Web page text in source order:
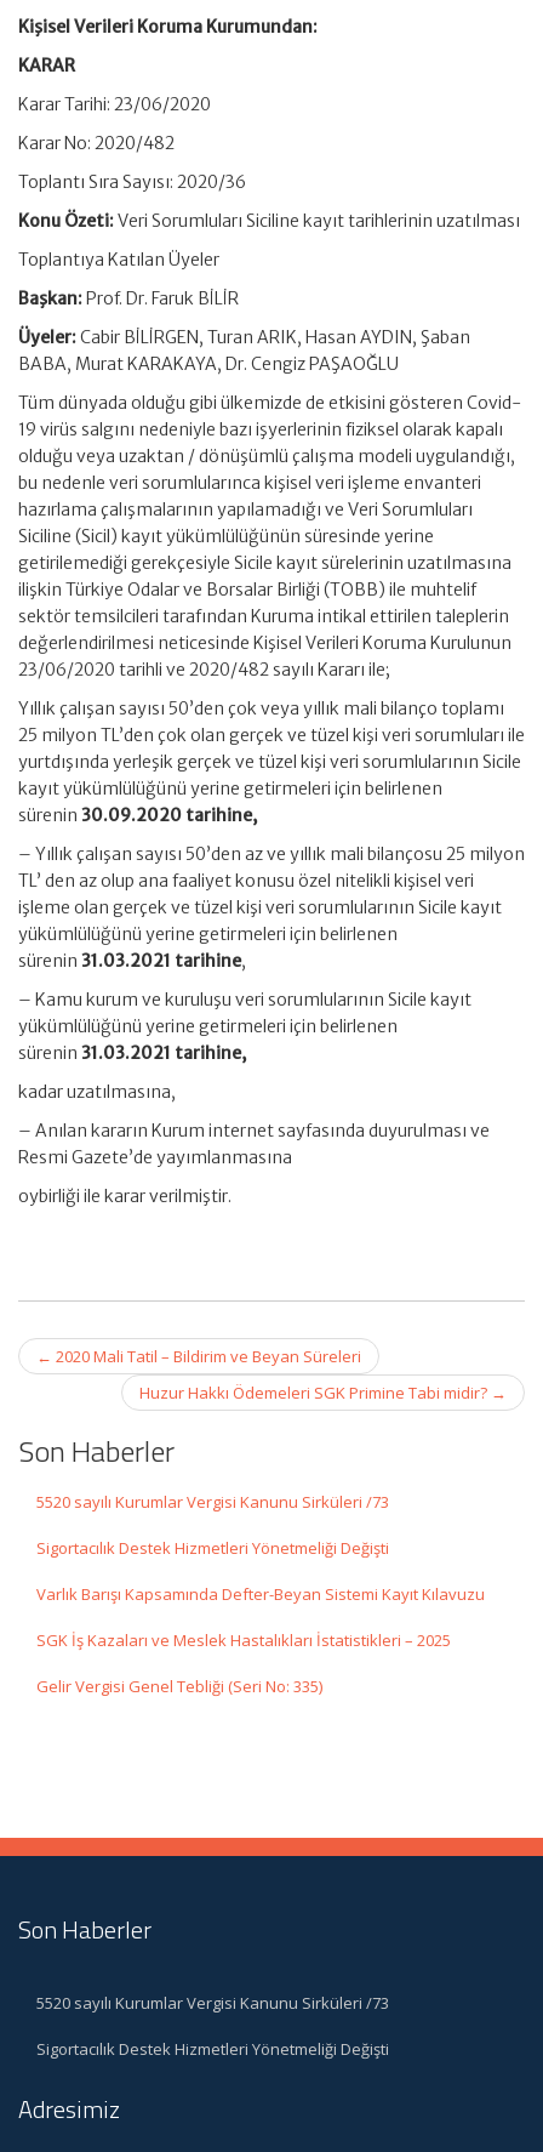
Kişisel Verileri Koruma Kurumundan:
KARAR
Karar Tarihi: 23/06/2020
Karar No: 2020/482
Toplantı Sıra Sayısı: 2020/36
Konu Özeti:Veri Sorumluları Siciline kayıt tarihlerinin uzatılması
Toplantıya Katılan Üyeler
Başkan:Prof. Dr. Faruk BİLİR
Üyeler:Cabir BİLİRGEN, Turan ARIK, Hasan AYDIN, Şaban
BABA, Murat KARAKAYA, Dr. Cengiz PAŞAOĞLU
Tüm dünyada olduğu gibi ülkemizde de etkisini gösteren Covid-
19 virüs salgını nedeniyle bazı işyerlerinin fiziksel olarak kapalı
olduğu veya uzaktan / dönüşümlü çalışma modeli uygulandığı,
bu nedenle veri sorumlularınca kişisel veri işleme envanteri
hazırlama çalışmalarının yapılamadığı ve Veri Sorumluları
Siciline (Sicil) kayıt yükümlülüğünün süresinde yerine
getirilemediği gerekçesiyle Sicile kayıt sürelerinin uzatılmasına
ilişkin Türkiye Odalar ve Borsalar Birliği (TOBB) ile muhtelif
sektör temsilcileri tarafından Kuruma intikal ettirilen taleplerin
değerlendirilmesi neticesinde Kişisel Verileri Koruma Kurulunun
23/06/2020 tarihli ve 2020/482 sayılı Kararı ile;
Yıllık çalışan sayısı 50’den çok veya yıllık mali bilanço toplamı
25 milyon TL’den çok olan gerçek ve tüzel kişi veri sorumluları ile
yurtdışında yerleşik gerçek ve tüzel kişi veri sorumlularının Sicile
kayıt yükümlülüğünü yerine getirmeleri için belirlenen
sürenin 30.09.2020 tarihine,
– Yıllık çalışan sayısı 50’den az ve yıllık mali bilançosu 25 milyon
TL’ den az olup ana faaliyet konusu özel nitelikli kişisel veri
işleme olan gerçek ve tüzel kişi veri sorumlularının Sicile kayıt
yükümlülüğünü yerine getirmeleri için belirlenen
sürenin 31.03.2021 tarihine,
– Kamu kurum ve kuruluşu veri sorumlularının Sicile kayıt
yükümlülüğünü yerine getirmeleri için belirlenen
sürenin 31.03.2021 tarihine,
kadar uzatılmasına,
– Anılan kararın Kurum internet sayfasında duyurulması ve
Resmi Gazete’de yayımlanmasına
oybirliği ile karar verilmiştir.
Post
navigation
← 2020 Mali Tatil – Bildirim ve Beyan Süreleri
Huzur Hakkı Ödemeleri SGK Primine Tabi midir? →
Son Haberler
5520 sayılı Kurumlar Vergisi Kanunu Sirküleri /73
Sigortacılık Destek Hizmetleri Yönetmeliği Değişti
Varlık Barışı Kapsamında Defter-Beyan Sistemi Kayıt Kılavuzu
SGK İş Kazaları ve Meslek Hastalıkları İstatistikleri – 2025
Gelir Vergisi Genel Tebliği (Seri No: 335)
Son Haberler
5520 sayılı Kurumlar Vergisi Kanunu Sirküleri /73
Sigortacılık Destek Hizmetleri Yönetmeliği Değişti
Adresimiz